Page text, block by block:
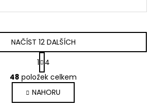
A
Ovládací
prvky
výpisu
NAČÍST 12 DALŠÍCH
S
t
r
á
n
k
1
4
48 položek celkem
NAHORU